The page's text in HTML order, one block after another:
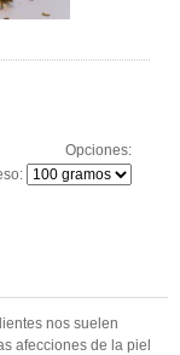
Opciones:
nos suelen
afecciones de la piel